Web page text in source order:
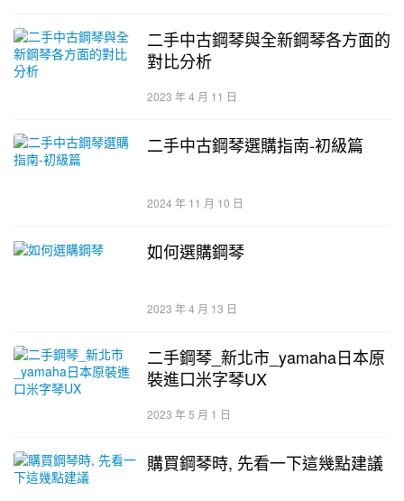
二手中古鋼琴與全新鋼琴各方面的
對比分析
2023 年 4 月 11 日
二手中古鋼琴選購指南-初級篇
2024 年 11 月 10 日
如何選購鋼琴
2023 年 4 月 13 日
二手鋼琴_新北市_yamaha日本原
裝進口米字琴UX
2023 年 5 月 1 日
購買鋼琴時, 先看一下這幾點建議